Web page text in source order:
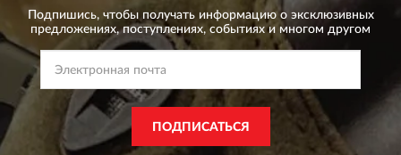
Подпишись, чтобы получать информацию о эксклюзивных
предложениях,поступлениях, событиях и многом другом
ПОДПИСАТЬСЯ